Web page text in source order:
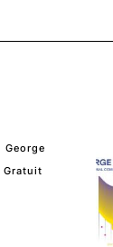
Gratuit